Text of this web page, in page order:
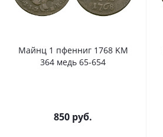
Майнц 1 пфенниг 1768 KM
364 медь 65-654
850 руб.